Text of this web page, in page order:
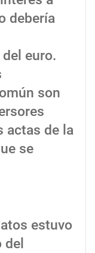
debería
euro.
son
actas de la
se
estuvo